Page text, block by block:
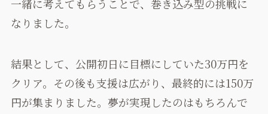
一緒に考えてもらうことで、巻き込み型の挑戦に
なりました。
結果として、公開初日に目標にしていた30万円を
クリア。その後も支援は広がり、最終的には150万
円が集まりました。夢が実現したのはもちろんで